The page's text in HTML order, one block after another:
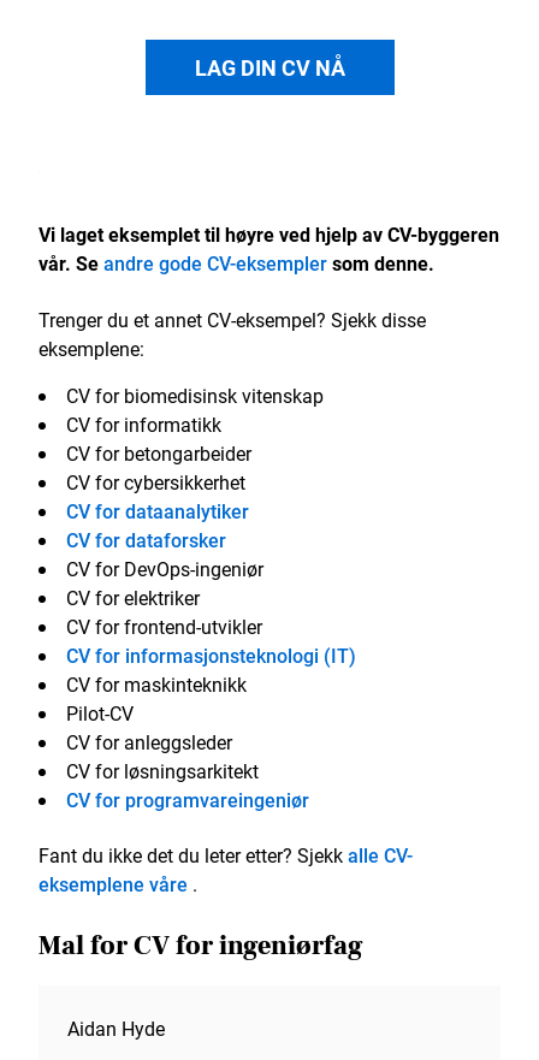
LAG DIN CV NÅ
Vi laget eksemplet til høyre ved hjelp av CV-byggeren
vår. Seandre gode CV-eksemplersom denne.
Trenger du et annet CV-eksempel? Sjekk disse
eksemplene:
CV for biomedisinsk vitenskap
CV for informatikk
CV for betongarbeider
CV for cybersikkerhet
CV for dataanalytiker
CV for dataforsker
CV for DevOps-ingeniør
CV for elektriker
CV for frontend-utvikler
CV for informasjonsteknologi (IT)
CV for maskinteknikk
Pilot-CV
CV for anleggsleder
CV for løsningsarkitekt
CV for programvareingeniør
Fant du ikke det du leter etter? Sjekkalle CV-
eksemplene våre .
Mal for CV for ingeniørfag
Aidan Hyde